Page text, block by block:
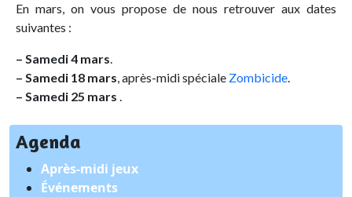
En mars, on vous propose de nous retrouver aux dates
suivantes :
– Samedi 4 mars.
– Samedi 18 mars, après-midi spéciale Zombicide.
– Samedi 25 mars .
Agenda
Après-midi jeux
Événements